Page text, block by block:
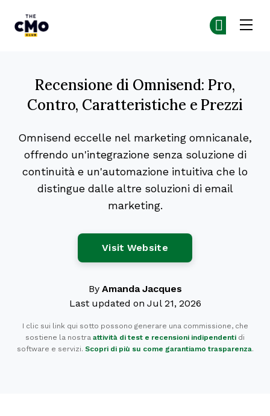
Recensione di Omnisend: Pro,
Contro, Caratteristiche e Prezzi
Omnisend eccelle nel marketing omnicanale,
offrendo un'integrazione senza soluzione di
continuità e un'automazione intuitiva che lo
distingue dalle altre soluzioni di email
marketing.
Visit Website
By Amanda Jacques
Last updated on Jul 21, 2026
I clic sui link qui sotto possono generare una commissione, che
sostiene la nostra attività di test e recensioni indipendenti di
software e servizi. Scopri di più su come garantiamo trasparenza.